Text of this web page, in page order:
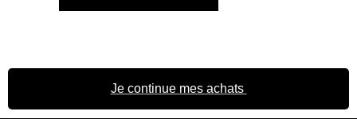
Je continue mes achats